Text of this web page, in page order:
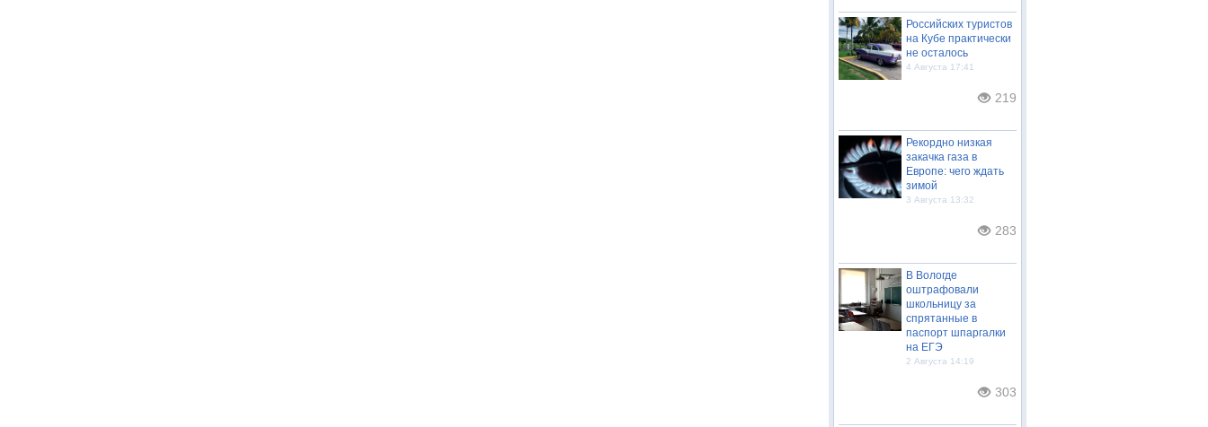
Российских туристов
на Кубе практически
не осталось
4 Августа 17:41
219
Рекордно низкая
закачка газа в
Европе: чего ждать
зимой
3 Августа 13:32
283
В Вологде
оштрафовали
школьницу за
спрятанные в
паспорт шпаргалки
на ЕГЭ
2 Августа 14:19
303